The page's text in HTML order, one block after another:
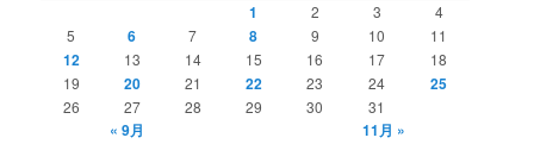
1
2 3
4
5
6 7 8 9 10 11
12 13 14 15 16 17
18
19
20 21 22 23 24 25
26 27 28 29 30 31
« 9月 11月 »